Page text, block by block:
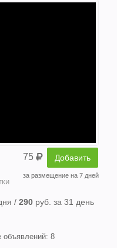
75 Добавить
за размещение на 7 дней
/ 290 руб. за 31 день
объявлений: 8